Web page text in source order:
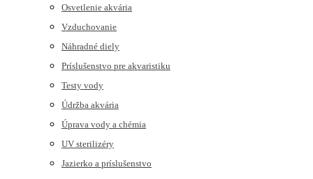
Osvetlenie akvária
Vzduchovanie
Náhradné diely
Príslušenstvo pre akvaristiku
Testy vody
Údržba akvária
Úprava vody a chémia
UV sterilizéry
Jazierko a príslušenstvo